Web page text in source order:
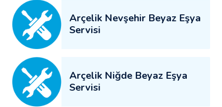
Arçelik Nevşehir Beyaz Eşya
Servisi
Arçelik Niğde Beyaz Eşya
Servisi